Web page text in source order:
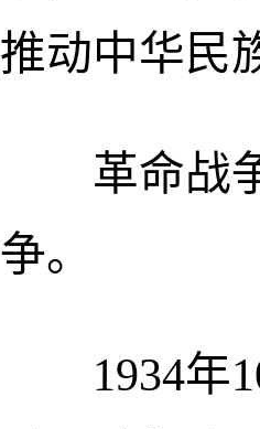
推动中华民
革命战争
争。
1934年10